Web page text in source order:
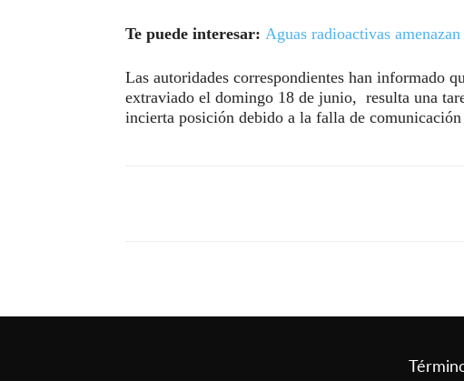
Te puede interesar: Aguas radioactivas
Las autoridades correspondientes han informado
extraviado el domingo 18 de junio, resulta una
incierta posición debido a la falla de comunicación